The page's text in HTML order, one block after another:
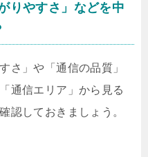
りやすさ」などを中
さ」や「通信の品質」
通信エリア」から見る
認しておきましょう。